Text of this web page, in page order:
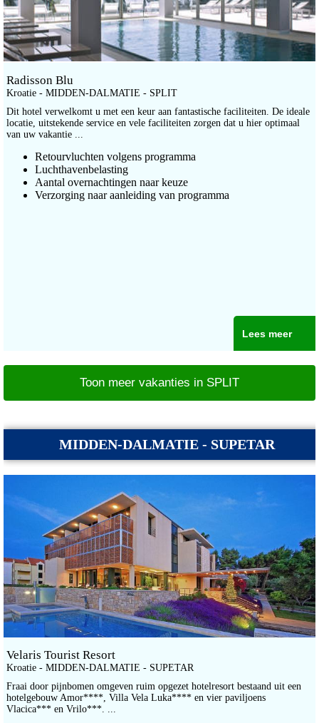
Radisson Blu
Kroatie - MIDDEN-DALMATIE - SPLIT
Dit hotel verwelkomt u met een keur aan fantastische faciliteiten. De ideale
locatie, uitstekende service en vele faciliteiten zorgen dat u hier optimaal
van uw vakantie ...
Retourvluchten volgens programma
Luchthavenbelasting
Aantal overnachtingen naar keuze
Verzorging naar aanleiding van programma
Lees meer
Toon meer vakanties in SPLIT
MIDDEN-DALMATIE - SUPETAR
Velaris Tourist Resort
Kroatie - MIDDEN-DALMATIE - SUPETAR
Fraai door pijnbomen omgeven ruim opgezet hotelresort bestaand uit een
hotelgebouw Amor****, Villa Vela Luka**** en vier paviljoens
Vlacica*** en Vrilo***. ...